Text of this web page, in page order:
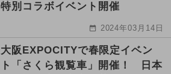
特別コラボイベント開催
2024年03月14日
大阪EXPOCITYで春限定イベン
ト「さくら観覧車」開催！ 日本